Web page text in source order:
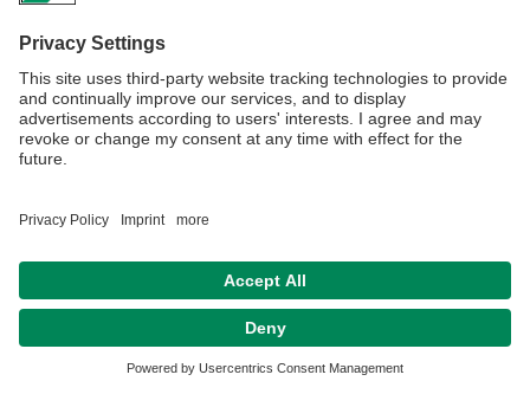
Abstract des Vortrags.
Gesamtprogrammdes Geographischen Kolloquiums im
Sommersemester 2024.
Hausordnung